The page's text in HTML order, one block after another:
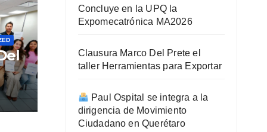
Concluye en la UPQ la
Expomecatrónica MA2026
Clausura Marco Del Prete el
taller Herramientas para Exportar
Paul Ospital se integra a la
dirigencia de Movimiento
Ciudadano en Querétaro